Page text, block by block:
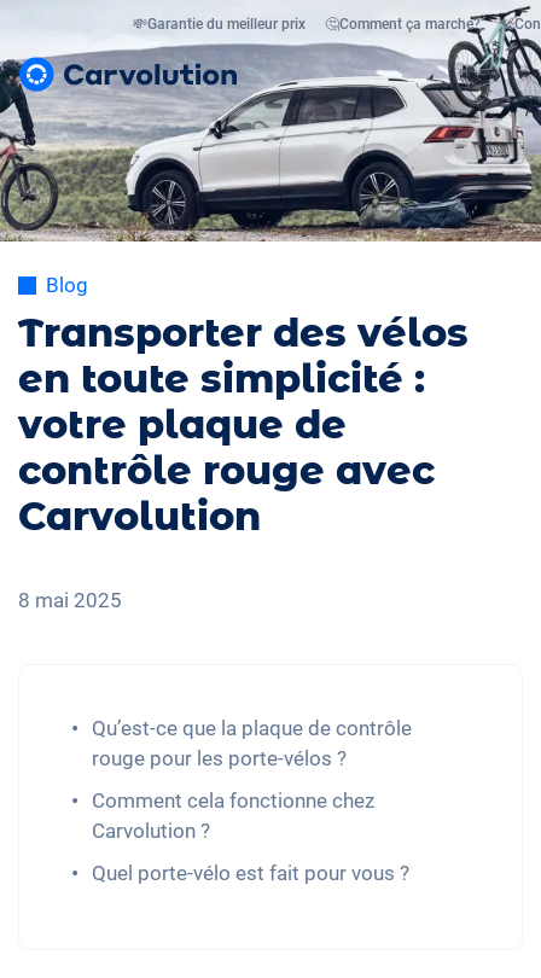
💸Garantie du meilleur prix 🤔Comment ça marche? 📞
Blog
Transporter des vélos
en toute simplicité :
votre plaque de
contrôle rouge avec
Carvolution
8 mai 2025
Qu’est-ce que la plaque de contrôle
rouge pour les porte-vélos ?
Comment cela fonctionne chez
Carvolution ?
Quel porte-vélo est fait pour vous ?